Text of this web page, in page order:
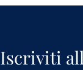
Iscriviti